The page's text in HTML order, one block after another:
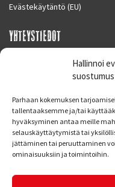
Hallinnoi
Parhaan kokemuksen
tallentaaksemme ja/tai
hyväksyminen antaa meille
selauskäyttäytymistä tai
jättäminen tai peruuttaminen
ominaisuuksiin ja toimintoihin.
Evästekäytäntö (EU)
YHTEYSTIEDOT
SUPERMOTO CENTER
Finland
Puh. 09 221 7088
info at supermotocenter.fi
Maanantai - Tiistai 09.00 -